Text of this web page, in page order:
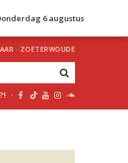
6 augustus
· ZOETERWOUDE
·